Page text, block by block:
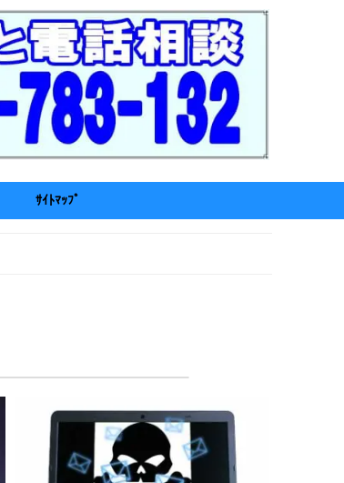
ｻｲﾄﾏｯﾌﾟ